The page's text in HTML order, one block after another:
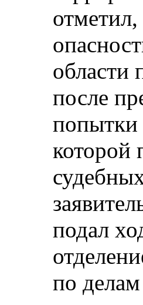
области
после
попытки
которой
подал
по